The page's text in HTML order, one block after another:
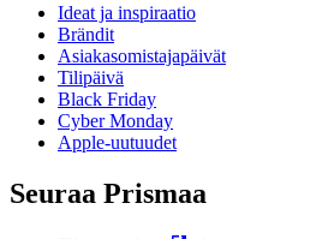
Ideat ja inspiraatio
Brändit
Asiakasomistajapäivät
Tilipäivä
Black Friday
Cyber Monday
Apple-uutuudet
Seuraa Prismaa